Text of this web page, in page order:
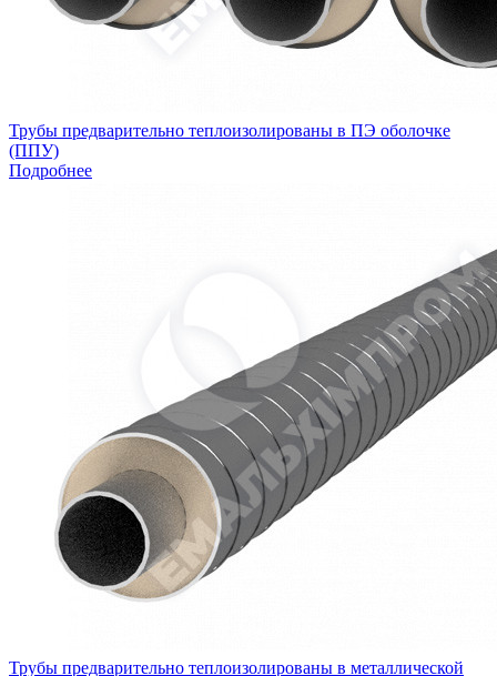
Трубы предварительно теплоизолированы в ПЭ оболочке
(ППУ)
Подробнее
Трубы предварительно теплоизолированы в металлической